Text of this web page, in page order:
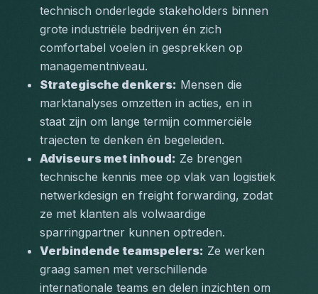
technisch onderlegde stakeholders binnen
grote industriële bedrijven én zich
comfortabel voelen in gesprekken op
managementniveau.
Strategische denkers: Mensen die
marktanalyses omzetten in acties, en in
staat zijn om lange termijn commerciële
trajecten te denken én begeleiden.
Adviseurs met inhoud: Ze brengen
technische kennis mee op vlak van logistiek
netwerkdesign en freight forwarding, zodat
ze met klanten als volwaardige
sparringpartner kunnen optreden.
Verbindende teamspelers: Ze werken
graag samen met verschillende
internationale teams en delen inzichten om